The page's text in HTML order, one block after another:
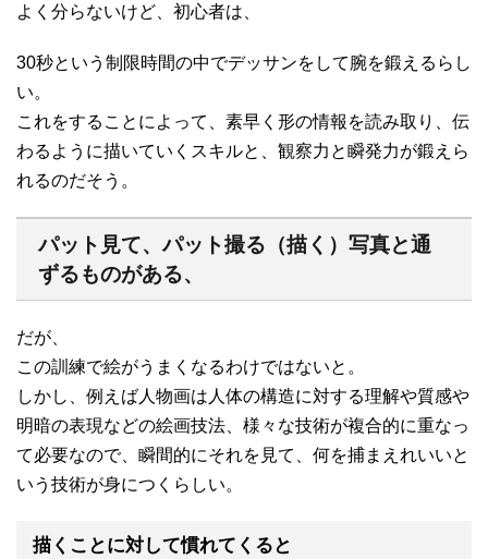
よく分らないけど、初心者は、
30秒という制限時間の中でデッサンをして腕を鍛えるらし
い。
これをすることによって、素早く形の情報を読み取り、伝
わるように描いていくスキルと、観察力と瞬発力が鍛えら
れるのだそう。
パット見て、パット撮る（描く）写真と通
ずるものがある、
だが、
この訓練で絵がうまくなるわけではないと。
しかし、例えば人物画は人体の構造に対する理解や質感や
明暗の表現などの絵画技法、様々な技術が複合的に重なっ
て必要なので、瞬間的にそれを見て、何を捕まえれいいと
いう技術が身につくらしい。
描くことに対して慣れてくると